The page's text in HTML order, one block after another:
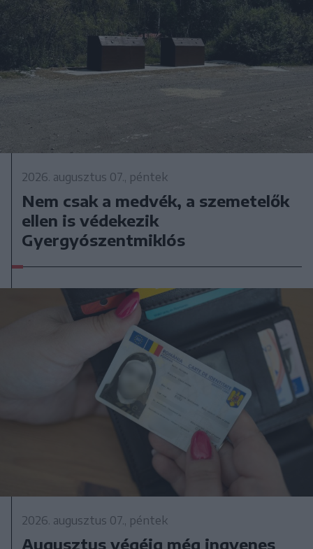
2026. augusztus 07., péntek
Nem csak a medvék, a szemetelők
ellen is védekezik
Gyergyószentmiklós
2026. augusztus 07., péntek
Augusztus végéig még ingyenes